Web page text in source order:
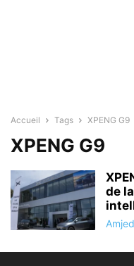
Accueil Tags XPENG G9
XPENG G9
de